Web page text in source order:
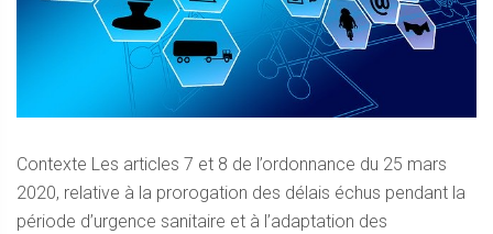
Contexte Les articles 7 et 8 de l’ordonnance du 25 mars
2020, relative à la prorogation des délais échus pendant la
période d’urgence sanitaire et à l’adaptation des